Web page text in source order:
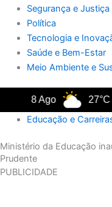
Segurança e Justiça
Política
Tecnologia e
Saúde e Bem-Estar
Meio Ambiente e
8 Ago 27°C
Educação e
Ministério da Educação
Prudente
PUBLICIDADE